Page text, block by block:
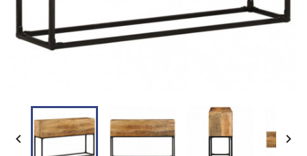
 